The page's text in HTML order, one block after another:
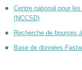
Centre national pour
(NCCSD)
Recherche de bourses
Base de données